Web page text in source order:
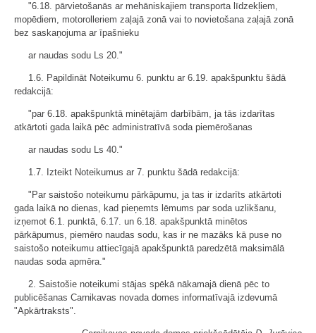
"6.18. pārvietošanās ar mehāniskajiem transporta līdzekļiem,
mopēdiem, motorolleriem zaļajā zonā vai to novietošana zaļajā zonā
bez saskaņojuma ar īpašnieku
ar naudas sodu Ls 20."
1.6. Papildināt Noteikumu 6. punktu ar 6.19. apakšpunktu šādā
redakcijā:
"par 6.18. apakšpunktā minētajām darbībām, ja tās izdarītas
atkārtoti gada laikā pēc administratīvā soda piemērošanas
ar naudas sodu Ls 40."
1.7. Izteikt Noteikumus ar 7. punktu šādā redakcijā:
"Par saistošo noteikumu pārkāpumu, ja tas ir izdarīts atkārtoti
gada laikā no dienas, kad pieņemts lēmums par soda uzlikšanu,
izņemot 6.1. punktā, 6.17. un 6.18. apakšpunktā minētos
pārkāpumus, piemēro naudas sodu, kas ir ne mazāks kā puse no
saistošo noteikumu attiecīgajā apakšpunktā paredzētā maksimālā
naudas soda apmēra."
2. Saistošie noteikumi stājas spēkā nākamajā dienā pēc to
publicēšanas Carnikavas novada domes informatīvajā izdevumā
"Apkārtraksts".